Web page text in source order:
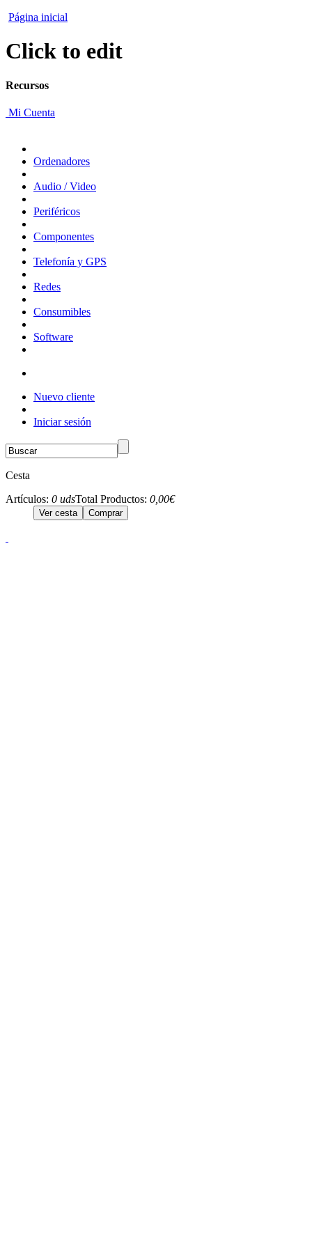
Página inicial
Click to edit
Recursos
Mi Cuenta
Ordenadores
Audio / Video
Periféricos
Componentes
Telefonía y GPS
Redes
Consumibles
Software
Nuevo cliente
Iniciar sesión
Cesta
Artículos: 0 udsTotal Productos: 0,00€